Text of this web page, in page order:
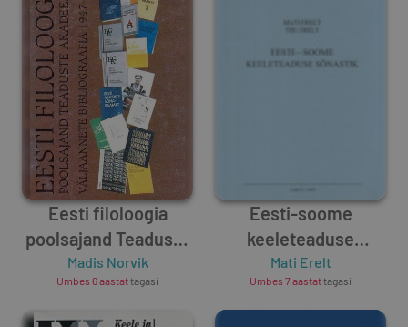
Eesti filoloogia
poolsajand Teaduste
Akadeemias
Madis Norvik
Umbes 6 aastattagasi
Eesti-soome
keeleteaduse
sõnastik
Mati Erelt
Umbes 7 aastattagasi